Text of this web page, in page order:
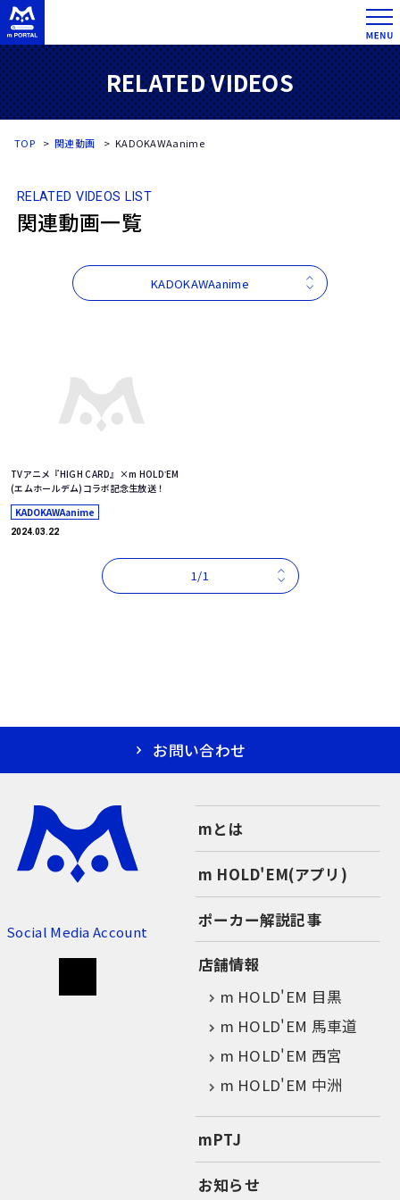
RELATED VIDEOS
TOP 関連動画 KADOKAWAanime
RELATED VIDEOS LIST
関連動画一覧
KADOKAWAanime
TVアニメ『HIGH CARD』×m HOLDʼEM
(エムホールデム)コラボ記念⽣放送！
KADOKAWAanime
2024.03.22
1/1
お問い合わせ
Social Media Account
mとは
m HOLD'EM(アプリ)
ポーカー解説記事
店舗情報
m HOLD'EM 目黒
m HOLD'EM 馬車道
m HOLD'EM 西宮
m HOLD'EM 中洲
mPTJ
お知らせ